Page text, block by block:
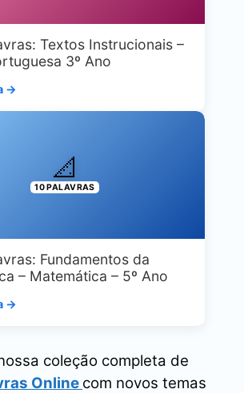
Textos Instrucionais –
3º Ano
→
📐
10 PALAVRAS
Fundamentos da
– Matemática – 5º Ano
→
coleção completa de
Online com novos temas